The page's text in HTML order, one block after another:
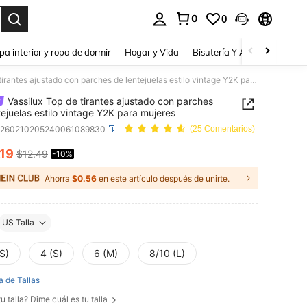
0 0
interior y ropa de dormir Hogar y Vida Bisutería Y Accesorios
Vassilux Top de tirantes ajustado con parches de lentejuelas estilo vintage Y2K para mujeres
Vassilux Top de tirantes ajustado con parches
estilo vintage Y2K para mujeres
(25 Comentarios)
AND AVAILABILITY
$12.49 -10%
Ahorra $0.56 en este artículo después de unirte.
US Talla
4 (S) 6 (M) 8/10 (L)
de Tallas
talla? Dime cuál es tu talla